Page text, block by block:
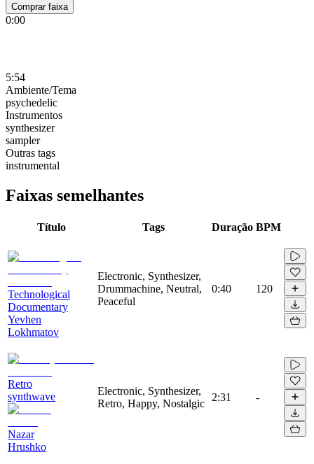
Comprar faixa
0:00
5:54
Ambiente/Tema
psychedelic
Instrumentos
synthesizer
sampler
Outras tags
instrumental
Faixas semelhantes
Título Tags Duração BPM
Technological
Documentary
Yevhen
Lokhmatov
Electronic, Synthesizer,
Drummachine, Neutral,
Peaceful
0:40 120
Retro
synthwave
Nazar
Hrushko
Electronic, Synthesizer,
Retro, Happy, Nostalgic
2:31 -